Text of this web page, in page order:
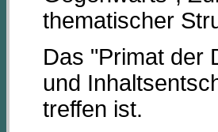
thematischer
Das "Primat der
und
treffen ist.